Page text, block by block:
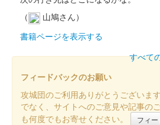
（
山鳩さん）
書籍ページを表示する
すべて
フィードバックのお願い
攻城団のご利用ありがとうございま
でなく、サイトへのご意見や記事の
も何度でもお寄せください。
フィー